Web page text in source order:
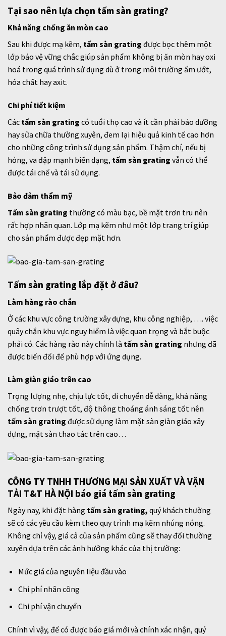
Tại sao nên lựa chọn tấm sàn grating?
Khả năng chống ăn mòn cao
Sau khi được mạ kẽm, tấm sàn grating được bọc thêm một
lớp bảo vệ vững chắc giúp sản phẩm không bị ăn mòn hay oxi
hoá trong quá trình sử dụng dù ở trong môi trường ẩm ướt,
hóa chất hay axit.
Chi phí tiết kiệm
Các tấm sàn grating có tuổi thọ cao và ít cần phải bảo dưỡng
hay sửa chữa thường xuyên, đem lại hiệu quả kinh tế cao hơn
cho những công trình sử dụng sản phẩm. Thậm chí, nếu bị
hỏng, va đập mạnh biến dạng, tấm sàn grating vẫn có thể
được tái chế và tái sử dụng.
Bảo đảm thẩm mỹ
Tấm sàn grating thường có màu bạc, bề mặt trơn tru nên
rất hợp nhãn quan. Lớp mạ kẽm như một lớp trang trí giúp
cho sản phẩm được đẹp mặt hơn.
Tấm sàn grating lắp đặt ở đâu?
Làm hàng rào chắn
Ở các khu vực công trường xây dựng, khu công nghiệp, …. việc
quây chắn khu vực nguy hiểm là việc quan trọng và bắt buộc
phải có. Các hàng rào này chính là tấm sàn grating nhưng đã
được biến đổi để phù hợp với ứng dụng.
Làm giàn giáo trên cao
Trọng lượng nhẹ, chịu lực tốt, di chuyển dễ dàng, khả năng
chống trơn trượt tốt, độ thông thoáng ánh sáng tốt nên
tấm sàn grating được sử dụng làm mặt sàn giàn giáo xây
dựng, mặt sàn thao tác trên cao…
CÔNG TY TNHH THƯƠNG MẠI SẢN XUẤT VÀ VẬN
TẢI T&T HÀ NỘI báo giá tấm sàn grating
Ngày nay, khi đặt hàng tấm sàn grating, quý khách thường
sẽ có các yêu cầu kèm theo quy trình mạ kẽm nhúng nóng.
Không chỉ vậy, giá cả của sản phẩm cũng sẽ thay đổi thường
xuyên dựa trên các ảnh hưởng khác của thị trường:
Mức giá của nguyên liệu đầu vào
Chi phí nhân công
Chi phí vận chuyển
Chính vì vậy, để có được báo giá mới và chính xác nhận, quý